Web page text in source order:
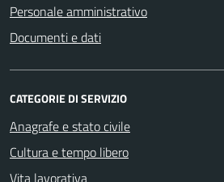
Personale amministrativo
Documenti e dati
CATEGORIE DI SERVIZIO
Anagrafe e stato civile
Cultura e tempo libero
Vita lavorativa